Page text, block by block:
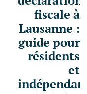
fiscale à
Lausanne :
guide pour
résidents
et